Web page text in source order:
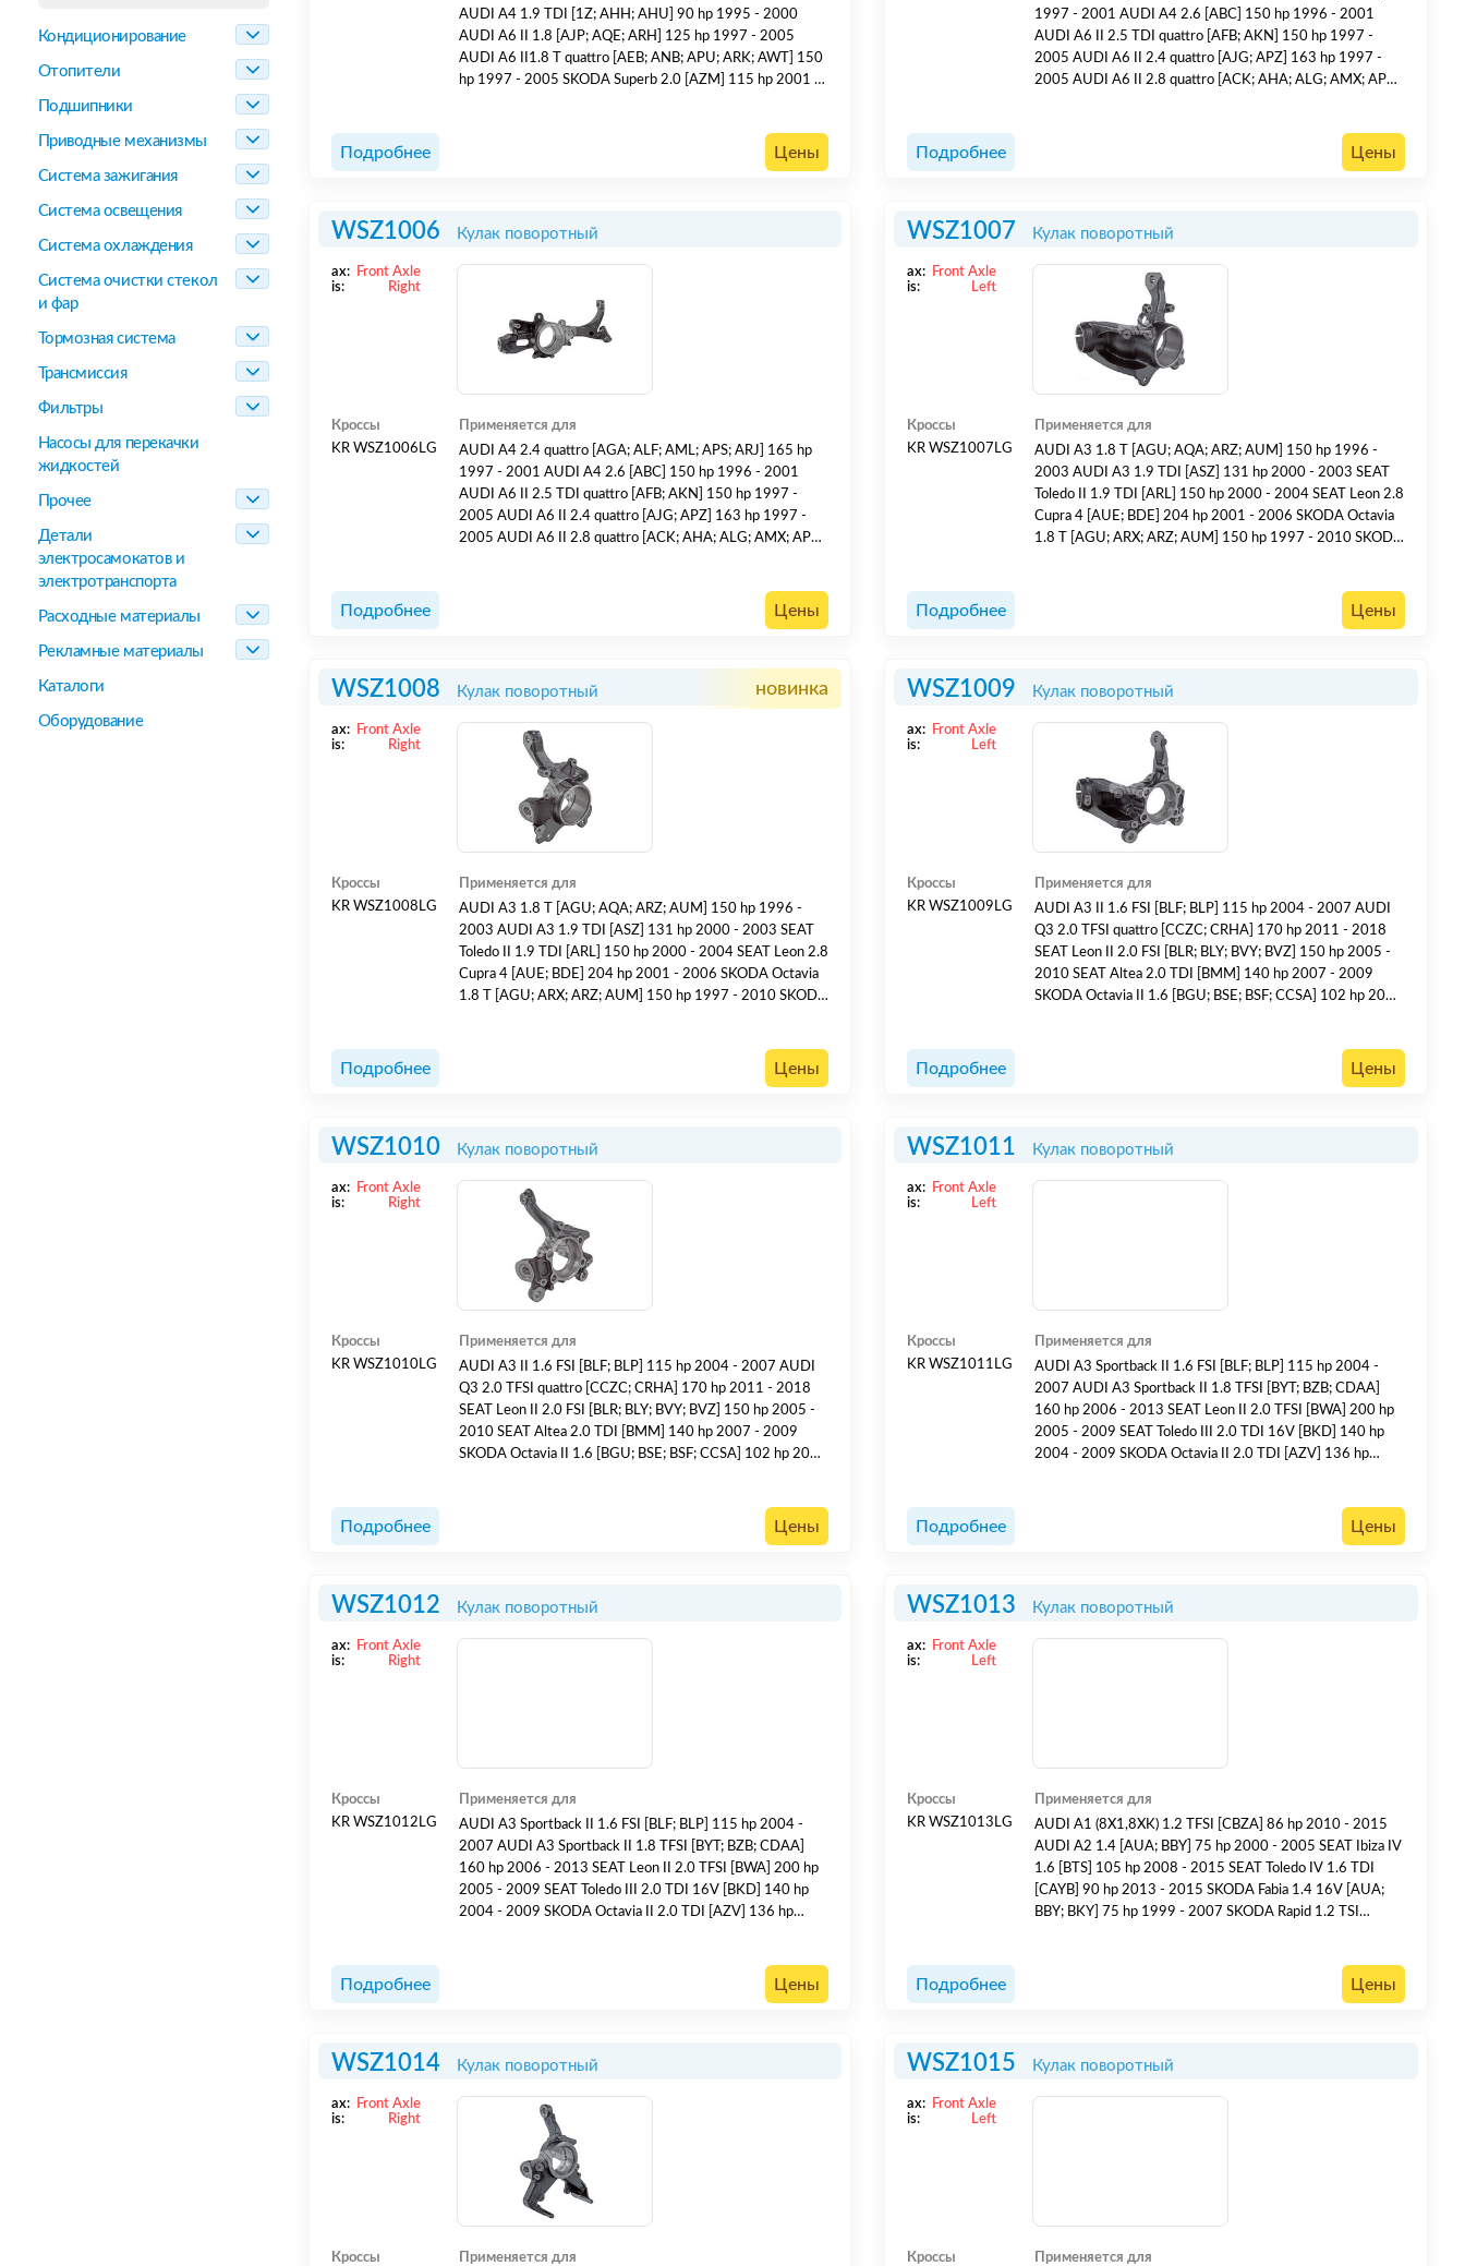
Кондиционирование
Отопители
Подшипники
Приводные механизмы
Система зажигания
Система освещения
Система охлаждения
Система очистки стекол
и фар
Тормозная система
Трансмиссия
Фильтры
Насосы для перекачки
жидкостей
Прочее
Детали
электросамокатов и
электротранспорта
Расходные материалы
Рекламные материалы
Каталоги
Оборудование
AUDI A4 1.9 TDI [1Z; AHH; AHU] 90 hp 1995 - 2000
AUDI A6 II 1.8 [AJP; AQE; ARH] 125 hp 1997 - 2005
AUDI A6 II1.8 T quattro [AEB; ANB; APU; ARK; AWT] 150
hp 1997 - 2005 SKODA Superb 2.0 [AZM] 115 hp 2001 -
AUG] 150 hp 1997 - 2000 VOLKSWAGEN Passat V 1.9
Подробнее Цены
1997 - 2001 AUDI A4 2.6 [ABC] 150 hp 1996 - 2001
AUDI A6 II 2.5 TDI quattro [AFB; AKN] 150 hp 1997 -
2005 AUDI A6 II 2.4 quattro [AJG; APZ] 163 hp 1997 -
2005 AUDI A6 II 2.8 quattro [ACK; AHA; ALG; AMX; APR;
Подробнее Цены
WSZ1006 Кулак поворотный
ax:
Front Axle
is:
Right
Кроссы
KR WSZ1006LG
Применяется для
AUDI A4 2.4 quattro [AGA; ALF; AML; APS; ARJ] 165 hp
1997 - 2001 AUDI A4 2.6 [ABC] 150 hp 1996 - 2001
AUDI A6 II 2.5 TDI quattro [AFB; AKN] 150 hp 1997 -
2005 AUDI A6 II 2.4 quattro [AJG; APZ] 163 hp 1997 -
2005 AUDI A6 II 2.8 quattro [ACK; AHA; ALG; AMX; APR;
Подробнее Цены
WSZ1007 Кулак поворотный
ax:
Front Axle
is:
Left
Кроссы
KR WSZ1007LG
Применяется для
AUDI A3 1.8 T [AGU; AQA; ARZ; AUM] 150 hp 1996 -
2003 AUDI A3 1.9 TDI [ASZ] 131 hp 2000 - 2003 SEAT
Toledo II 1.9 TDI [ARL] 150 hp 2000 - 2004 SEAT Leon 2.8
Cupra 4 [AUE; BDE] 204 hp 2001 - 2006 SKODA Octavia
1.8 T [AGU; ARX; ARZ; AUM] 150 hp 1997 - 2010 SKODA
Подробнее Цены
WSZ1008 Кулак поворотный новинка
ax:
Front Axle
is:
Right
Кроссы
KR WSZ1008LG
Применяется для
AUDI A3 1.8 T [AGU; AQA; ARZ; AUM] 150 hp 1996 -
2003 AUDI A3 1.9 TDI [ASZ] 131 hp 2000 - 2003 SEAT
Toledo II 1.9 TDI [ARL] 150 hp 2000 - 2004 SEAT Leon 2.8
Cupra 4 [AUE; BDE] 204 hp 2001 - 2006 SKODA Octavia
1.8 T [AGU; ARX; ARZ; AUM] 150 hp 1997 - 2010 SKODA
Подробнее Цены
WSZ1009 Кулак поворотный
ax:
Front Axle
is:
Left
Кроссы
KR WSZ1009LG
Применяется для
AUDI A3 II 1.6 FSI [BLF; BLP] 115 hp 2004 - 2007 AUDI
Q3 2.0 TFSI quattro [CCZC; CRHA] 170 hp 2011 - 2018
SEAT Leon II 2.0 FSI [BLR; BLY; BVY; BVZ] 150 hp 2005 -
2010 SEAT Altea 2.0 TDI [BMM] 140 hp 2007 - 2009
SKODA Octavia II 1.6 [BGU; BSE; BSF; CCSA] 102 hp 2004
Подробнее Цены
WSZ1010 Кулак поворотный
ax:
Front Axle
is:
Right
Кроссы
KR WSZ1010LG
Применяется для
AUDI A3 II 1.6 FSI [BLF; BLP] 115 hp 2004 - 2007 AUDI
Q3 2.0 TFSI quattro [CCZC; CRHA] 170 hp 2011 - 2018
SEAT Leon II 2.0 FSI [BLR; BLY; BVY; BVZ] 150 hp 2005 -
2010 SEAT Altea 2.0 TDI [BMM] 140 hp 2007 - 2009
SKODA Octavia II 1.6 [BGU; BSE; BSF; CCSA] 102 hp 2004
Подробнее Цены
WSZ1011 Кулак поворотный
ax:
Front Axle
is:
Left
Кроссы
KR WSZ1011LG
Применяется для
AUDI A3 Sportback II 1.6 FSI [BLF; BLP] 115 hp 2004 -
2007 AUDI A3 Sportback II 1.8 TFSI [BYT; BZB; CDAA]
160 hp 2006 - 2013 SEAT Leon II 2.0 TFSI [BWA] 200 hp
2005 - 2009 SEAT Toledo III 2.0 TDI 16V [BKD] 140 hp
2004 - 2009 SKODA Octavia II 2.0 TDI [AZV] 136 hp
2005 - 2010 VOLKSWAGEN Caddy III 70 hp 2004 - 2010
Подробнее Цены
WSZ1012 Кулак поворотный
ax:
Front Axle
is:
Right
Кроссы
KR WSZ1012LG
Применяется для
AUDI A3 Sportback II 1.6 FSI [BLF; BLP] 115 hp 2004 -
2007 AUDI A3 Sportback II 1.8 TFSI [BYT; BZB; CDAA]
160 hp 2006 - 2013 SEAT Leon II 2.0 TFSI [BWA] 200 hp
2005 - 2009 SEAT Toledo III 2.0 TDI 16V [BKD] 140 hp
2004 - 2009 SKODA Octavia II 2.0 TDI [AZV] 136 hp
2005 - 2010 VOLKSWAGEN Caddy III 70 hp 2004 - 2010
Подробнее Цены
WSZ1013 Кулак поворотный
ax:
Front Axle
is:
Left
Кроссы
KR WSZ1013LG
Применяется для
AUDI A1 (8X1,8XK) 1.2 TFSI [CBZA] 86 hp 2010 - 2015
AUDI A2 1.4 [AUA; BBY] 75 hp 2000 - 2005 SEAT Ibiza IV
1.6 [BTS] 105 hp 2008 - 2015 SEAT Toledo IV 1.6 TDI
[CAYB] 90 hp 2013 - 2015 SKODA Fabia 1.4 16V [AUA;
BBY; BKY] 75 hp 1999 - 2007 SKODA Rapid 1.2 TSI
[BLM] 86 hp 2003 - 2005 VOLKSWAGEN Polo V 1.6
Подробнее Цены
WSZ1014 Кулак поворотный
ax:
Front Axle
is:
Right
Кроссы Применяется для
WSZ1015 Кулак поворотный
ax:
Front Axle
is:
Left
Кроссы Применяется для